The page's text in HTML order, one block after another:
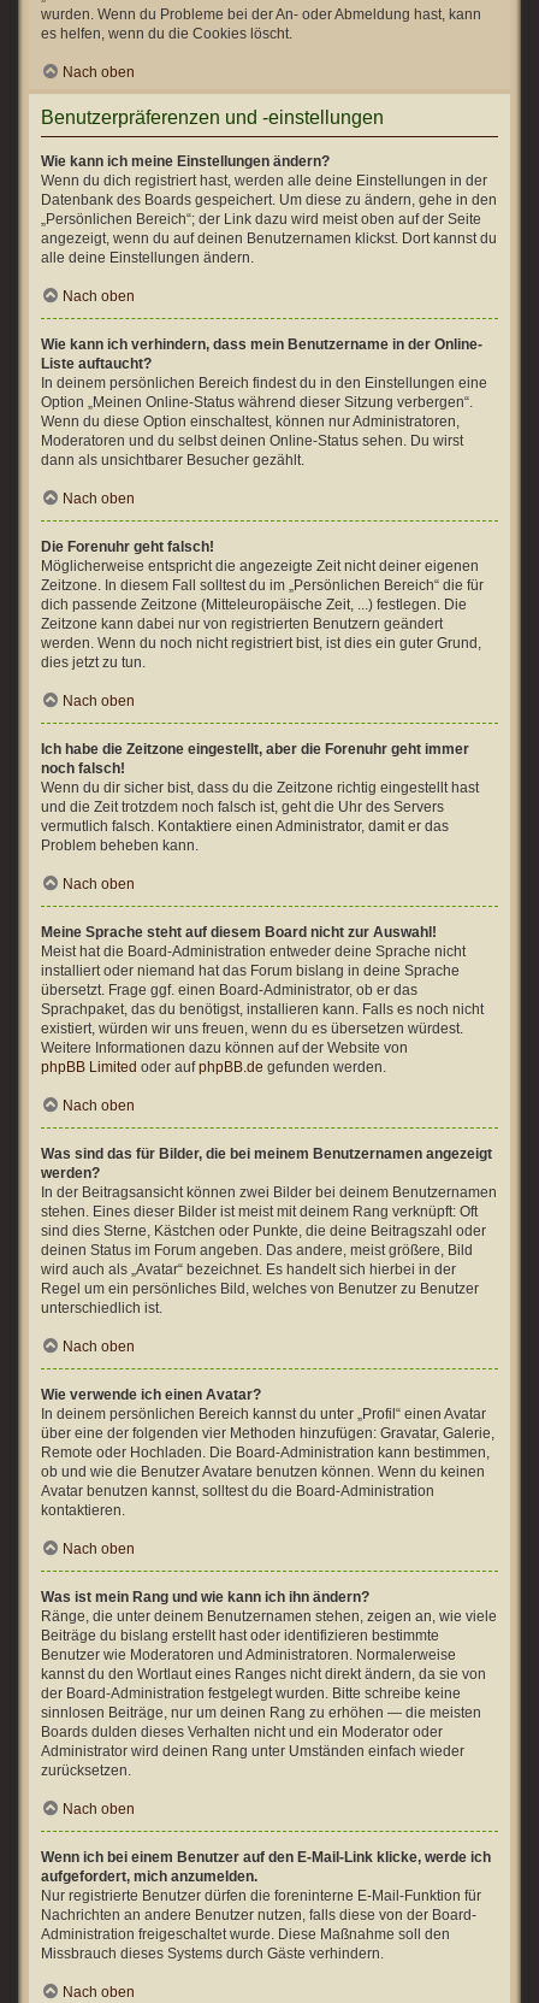
wurden. Wenn du Probleme bei der An- oder Abmeldung hast, kann
es helfen, wenn du die Cookies löscht.
Nach oben
Benutzerpräferenzen und -einstellungen
Wie kann ich meine Einstellungen ändern?
Wenn du dich registriert hast, werden alle deine Einstellungen in der
Datenbank des Boards gespeichert. Um diese zu ändern, gehe in den
„Persönlichen Bereich“; der Link dazu wird meist oben auf der Seite
angezeigt, wenn du auf deinen Benutzernamen klickst. Dort kannst du
alle deine Einstellungen ändern.
Nach oben
Wie kann ich verhindern, dass mein Benutzername in der Online-
Liste auftaucht?
In deinem persönlichen Bereich findest du in den Einstellungen eine
Option „Meinen Online-Status während dieser Sitzung verbergen“.
Wenn du diese Option einschaltest, können nur Administratoren,
Moderatoren und du selbst deinen Online-Status sehen. Du wirst
dann als unsichtbarer Besucher gezählt.
Nach oben
Die Forenuhr geht falsch!
Möglicherweise entspricht die angezeigte Zeit nicht deiner eigenen
Zeitzone. In diesem Fall solltest du im „Persönlichen Bereich“ die für
dich passende Zeitzone (Mitteleuropäische Zeit, ...) festlegen. Die
Zeitzone kann dabei nur von registrierten Benutzern geändert
werden. Wenn du noch nicht registriert bist, ist dies ein guter Grund,
dies jetzt zu tun.
Nach oben
Ich habe die Zeitzone eingestellt, aber die Forenuhr geht immer
noch falsch!
Wenn du dir sicher bist, dass du die Zeitzone richtig eingestellt hast
und die Zeit trotzdem noch falsch ist, geht die Uhr des Servers
vermutlich falsch. Kontaktiere einen Administrator, damit er das
Problem beheben kann.
Nach oben
Meine Sprache steht auf diesem Board nicht zur Auswahl!
Meist hat die Board-Administration entweder deine Sprache nicht
installiert oder niemand hat das Forum bislang in deine Sprache
übersetzt. Frage ggf. einen Board-Administrator, ob er das
Sprachpaket, das du benötigst, installieren kann. Falls es noch nicht
existiert, würden wir uns freuen, wenn du es übersetzen würdest.
Weitere Informationen dazu können auf der Website von
phpBB Limited oder aufphpBB.de gefunden werden.
Nach oben
Was sind das für Bilder, die bei meinem Benutzernamen angezeigt
werden?
In der Beitragsansicht können zwei Bilder bei deinem Benutzernamen
stehen. Eines dieser Bilder ist meist mit deinem Rang verknüpft: Oft
sind dies Sterne, Kästchen oder Punkte, die deine Beitragszahl oder
deinen Status im Forum angeben. Das andere, meist größere, Bild
wird auch als „Avatar“ bezeichnet. Es handelt sich hierbei in der
Regel um ein persönliches Bild, welches von Benutzer zu Benutzer
unterschiedlich ist.
Nach oben
Wie verwende ich einen Avatar?
In deinem persönlichen Bereich kannst du unter „Profil“ einen Avatar
über eine der folgenden vier Methoden hinzufügen: Gravatar, Galerie,
Remote oder Hochladen. Die Board-Administration kann bestimmen,
ob und wie die Benutzer Avatare benutzen können. Wenn du keinen
Avatar benutzen kannst, solltest du die Board-Administration
kontaktieren.
Nach oben
Was ist mein Rang und wie kann ich ihn ändern?
Ränge, die unter deinem Benutzernamen stehen, zeigen an, wie viele
Beiträge du bislang erstellt hast oder identifizieren bestimmte
Benutzer wie Moderatoren und Administratoren. Normalerweise
kannst du den Wortlaut eines Ranges nicht direkt ändern, da sie von
der Board-Administration festgelegt wurden. Bitte schreibe keine
sinnlosen Beiträge, nur um deinen Rang zu erhöhen — die meisten
Boards dulden dieses Verhalten nicht und ein Moderator oder
Administrator wird deinen Rang unter Umständen einfach wieder
zurücksetzen.
Nach oben
Wenn ich bei einem Benutzer auf den E-Mail-Link klicke, werde ich
aufgefordert, mich anzumelden.
Nur registrierte Benutzer dürfen die foreninterne E-Mail-Funktion für
Nachrichten an andere Benutzer nutzen, falls diese von der Board-
Administration freigeschaltet wurde. Diese Maßnahme soll den
Missbrauch dieses Systems durch Gäste verhindern.
Nach oben